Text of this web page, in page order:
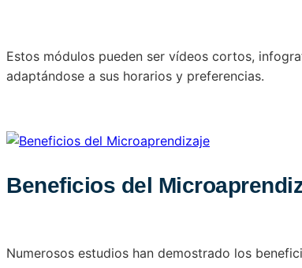
Estos módulos pueden ser vídeos cortos,
adaptándose a sus horarios y preferencias.
Beneficios del
Numerosos estudios han demostrado los